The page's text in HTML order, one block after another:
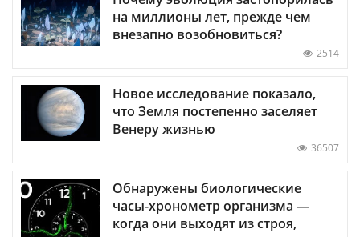
на миллионы лет, прежде чем
внезапно возобновиться?
2514
Новое исследование показало,
что Земля постепенно заселяет
Венеру жизнью
36507
Обнаружены биологические
часы-хронометр организма —
когда они выходят из строя,